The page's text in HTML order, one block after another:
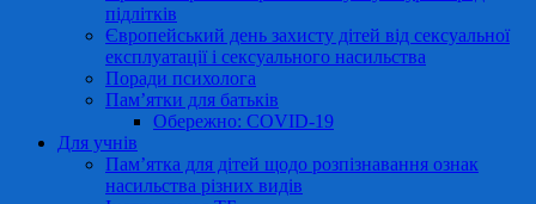
підлітків
Європейський день захисту дітей від сексуальної
експлуатації і сексуального насильства
Поради психолога
Пам’ятки для батьків
Обережно: COVID-19
Для учнів
Пам’ятка для дітей щодо розпізнавання ознак
насильства різних видів